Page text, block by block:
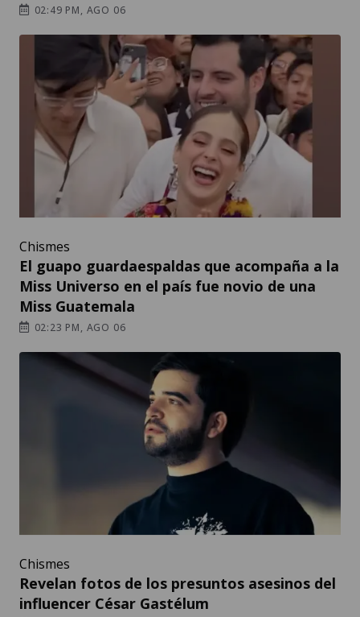
02:49 PM, AGO 06
Chismes
El guapo guardaespaldas que acompaña a la
Miss Universo en el país fue novio de una
Miss Guatemala
02:23 PM, AGO 06
Chismes
Revelan fotos de los presuntos asesinos del
influencer César Gastélum